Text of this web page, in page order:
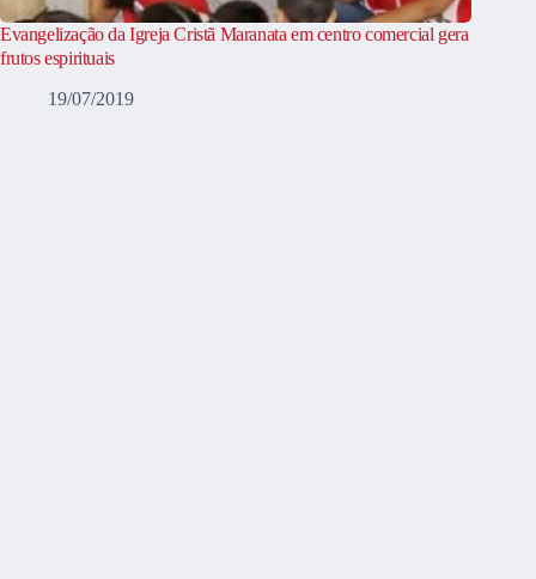
Evangelização da Igreja Cristã Maranata em centro comercial gera
frutos espirituais
19/07/2019